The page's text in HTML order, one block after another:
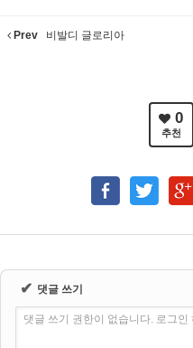
Prev 비발디 글로리아
0
추천
✔ 댓글 쓰기
댓글 쓰기 권한이 없습니다. 로그인